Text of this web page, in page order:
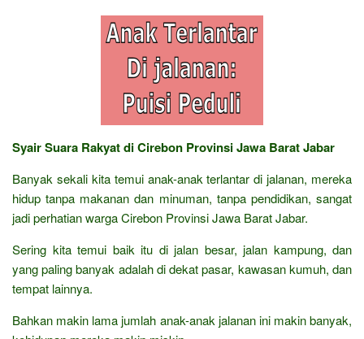
Syair Suara Rakyat di Cirebon Provinsi Jawa Barat Jabar
Banyak sekali kita temui anak-anak terlantar di jalanan, mereka
hidup tanpa makanan dan minuman, tanpa pendidikan, sangat
jadi perhatian warga Cirebon Provinsi Jawa Barat Jabar.
Sering kita temui baik itu di jalan besar, jalan kampung, dan
yang paling banyak adalah di dekat pasar, kawasan kumuh, dan
tempat lainnya.
Bahkan makin lama jumlah anak-anak jalanan ini makin banyak,